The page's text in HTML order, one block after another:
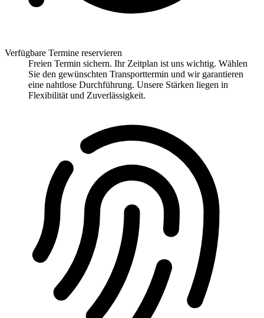
Verfügbare Termine reservieren
Freien Termin sichern. Ihr Zeitplan ist uns wichtig. Wählen
Sie den gewünschten Transporttermin und wir garantieren
eine nahtlose Durchführung. Unsere Stärken liegen in
Flexibilität und Zuverlässigkeit.